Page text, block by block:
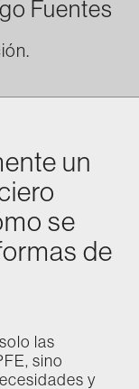
Fuentes
un
se
de
las
sino
y